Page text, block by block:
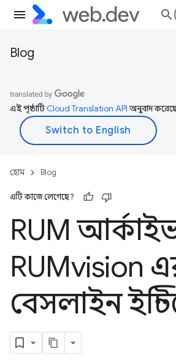
Blog
এই পৃষ্ঠাটিCloud Translation APIঅনুবাদ
হোম Blog
এটি কাজে লেগেছে?
RUM
RUMvision
বেসলাইন